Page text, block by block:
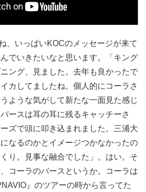
、いっぱいKOCのメッセージが来て
でいきたいなと思います。「キング
ング、見ました。去年も良かったで
カしてましたね。個人的にコーラさ
ような気がして新たな一面見た感じ
ースは耳の耳に残るキャッチーさ
ズで頭に叩き込まれました。三浦大
なるのかとイメージつかなかったの
り。見事な融合でした」。はい。そ
コーラのバースというか。コーラは
』のツアーの時から言ってた